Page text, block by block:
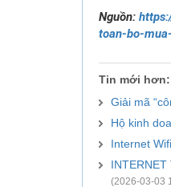
Nguồn:
toan-bo-
Tin mới hơn:
Giải mã
Hộ kinh
Internet
(2026-03-03